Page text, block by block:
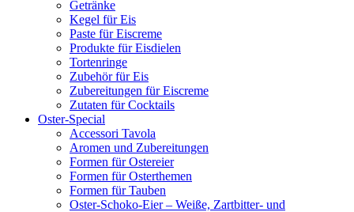
Getränke
Kegel für Eis
Paste für Eiscreme
Produkte für Eisdielen
Tortenringe
Zubehör für Eis
Zubereitungen für Eiscreme
Zutaten für Cocktails
Oster-Special
Accessori Tavola
Aromen und Zubereitungen
Formen für Ostereier
Formen für Osterthemen
Formen für Tauben
Oster-Schoko-Eier – Weiße, Zartbitter- und